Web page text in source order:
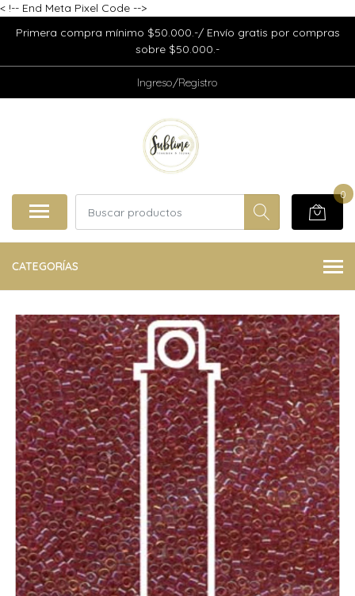
< !-- End Meta Pixel Code -->
Primera compra mínimo $50.000.-/ Envío gratis por compras
sobre $50.000.-
Ingreso/Registro
0
CATEGORÍAS